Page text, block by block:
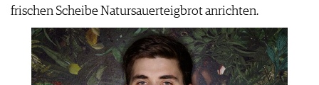
frischen Scheibe Natursauerteigbrot anrichten.